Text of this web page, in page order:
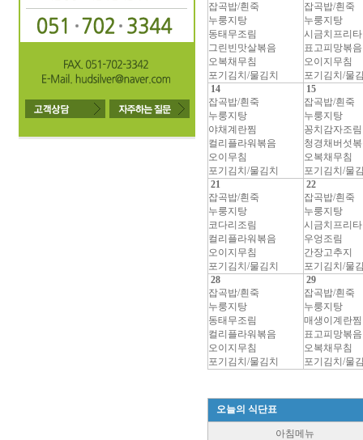
잡곡밥/흰죽
누룽지탕
동태무조림
그린빈맛살볶음
오복채무침
포기김치/물김치
잡곡밥/흰죽
누룽지탕
시금치프리
표고피망볶음
오이지무침
포기김치/물
14
잡곡밥/흰죽
누룽지탕
야채계란찜
컬리플라워볶음
오이무침
포기김치/물김치
15
잡곡밥/흰죽
누룽지탕
꽁치감자조림
청경채버섯
오복채무침
포기김치/물
21
잡곡밥/흰죽
누룽지탕
코다리조림
컬리플라워볶음
오이지무침
포기김치/물김치
22
잡곡밥/흰죽
누룽지탕
시금치프리
우엉조림
간장고추지
포기김치/물
28
잡곡밥/흰죽
누룽지탕
동태무조림
컬리플라워볶음
오이지무침
포기김치/물김치
29
잡곡밥/흰죽
누룽지탕
매생이계란찜
표고피망볶음
오복채무침
포기김치/물
오늘의 식단표
아침메뉴